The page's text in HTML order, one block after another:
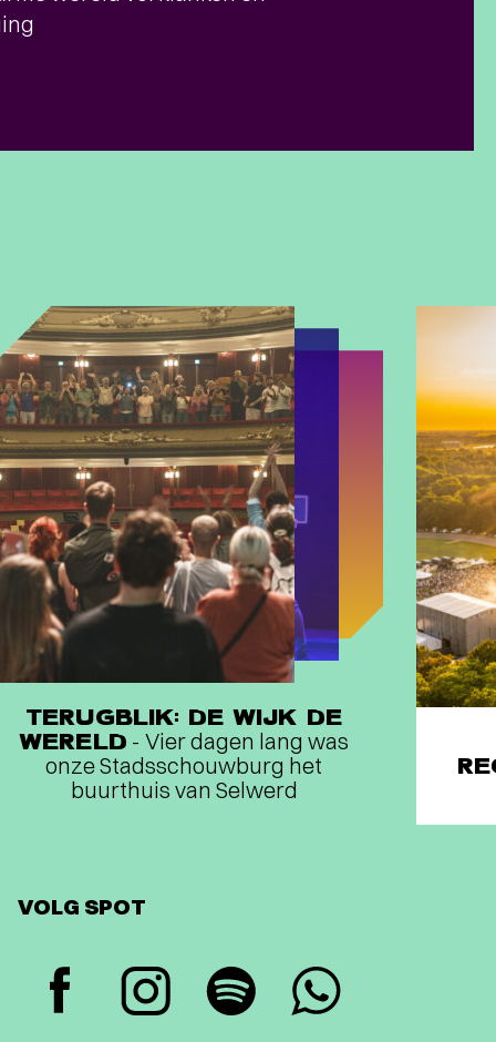
TERUGBLIK: DE WIJK DE
WERELD - Vier dagen lang was
onze Stadsschouwburg het
buurthuis van Selwerd
VOLG SPOT